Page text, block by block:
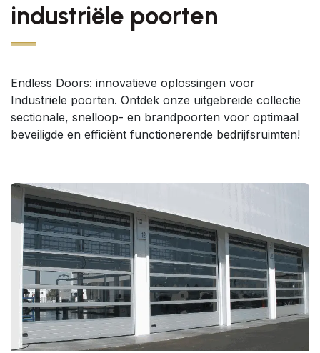
industriële poorten
Endless Doors: innovatieve oplossingen voor
Industriële poorten. Ontdek onze uitgebreide collectie
sectionale, snelloop- en brandpoorten voor optimaal
beveiligde en efficiënt functionerende bedrijfsruimten!